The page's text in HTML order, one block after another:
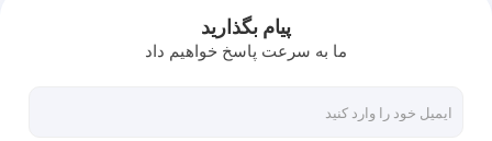
فلش درایو USB فلزی
پیام بگذارید
ما به سرعت پاسخ خواهیم داد